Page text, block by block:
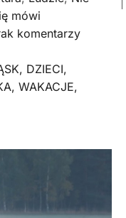
mówi
komentarzy
, DZIECI,
, WAKACJE,